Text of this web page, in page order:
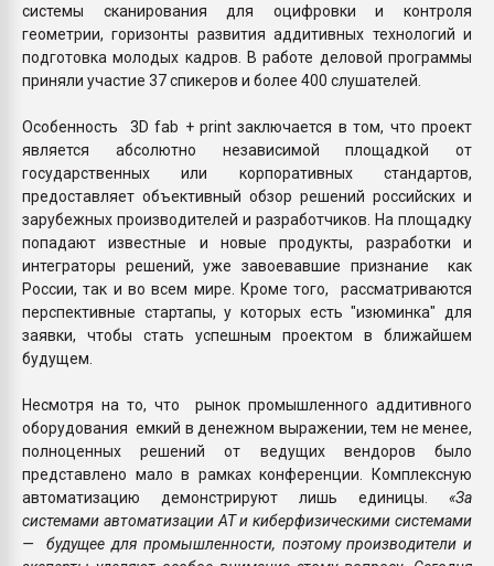
системы сканирования для оцифровки и контроля
геометрии, горизонты развития аддитивных технологий и
подготовка молодых кадров. В работе деловой программы
приняли участие 37 спикеров и более 400 слушателей.
Особенность 3D fab + print заключается в том, что проект
является абсолютно независимой площадкой от
государственных или корпоративных стандартов,
предоставляет объективный обзор решений российских и
зарубежных производителей и разработчиков. На площадку
попадают известные и новые продукты, разработки и
интеграторы решений, уже завоевавшие признание как
России, так и во всем мире. Кроме того, рассматриваются
перспективные стартапы, у которых есть "изюминка" для
заявки, чтобы стать успешным проектом в ближайшем
будущем.
Несмотря на то, что рынок промышленного аддитивного
оборудования емкий в денежном выражении, тем не менее,
полноценных решений от ведущих вендоров было
представлено мало в рамках конференции. Комплексную
автоматизацию демонстрируют лишь единицы. «За
системами автоматизации АТ и киберфизическими системами
— будущее для промышленности, поэтому производители и